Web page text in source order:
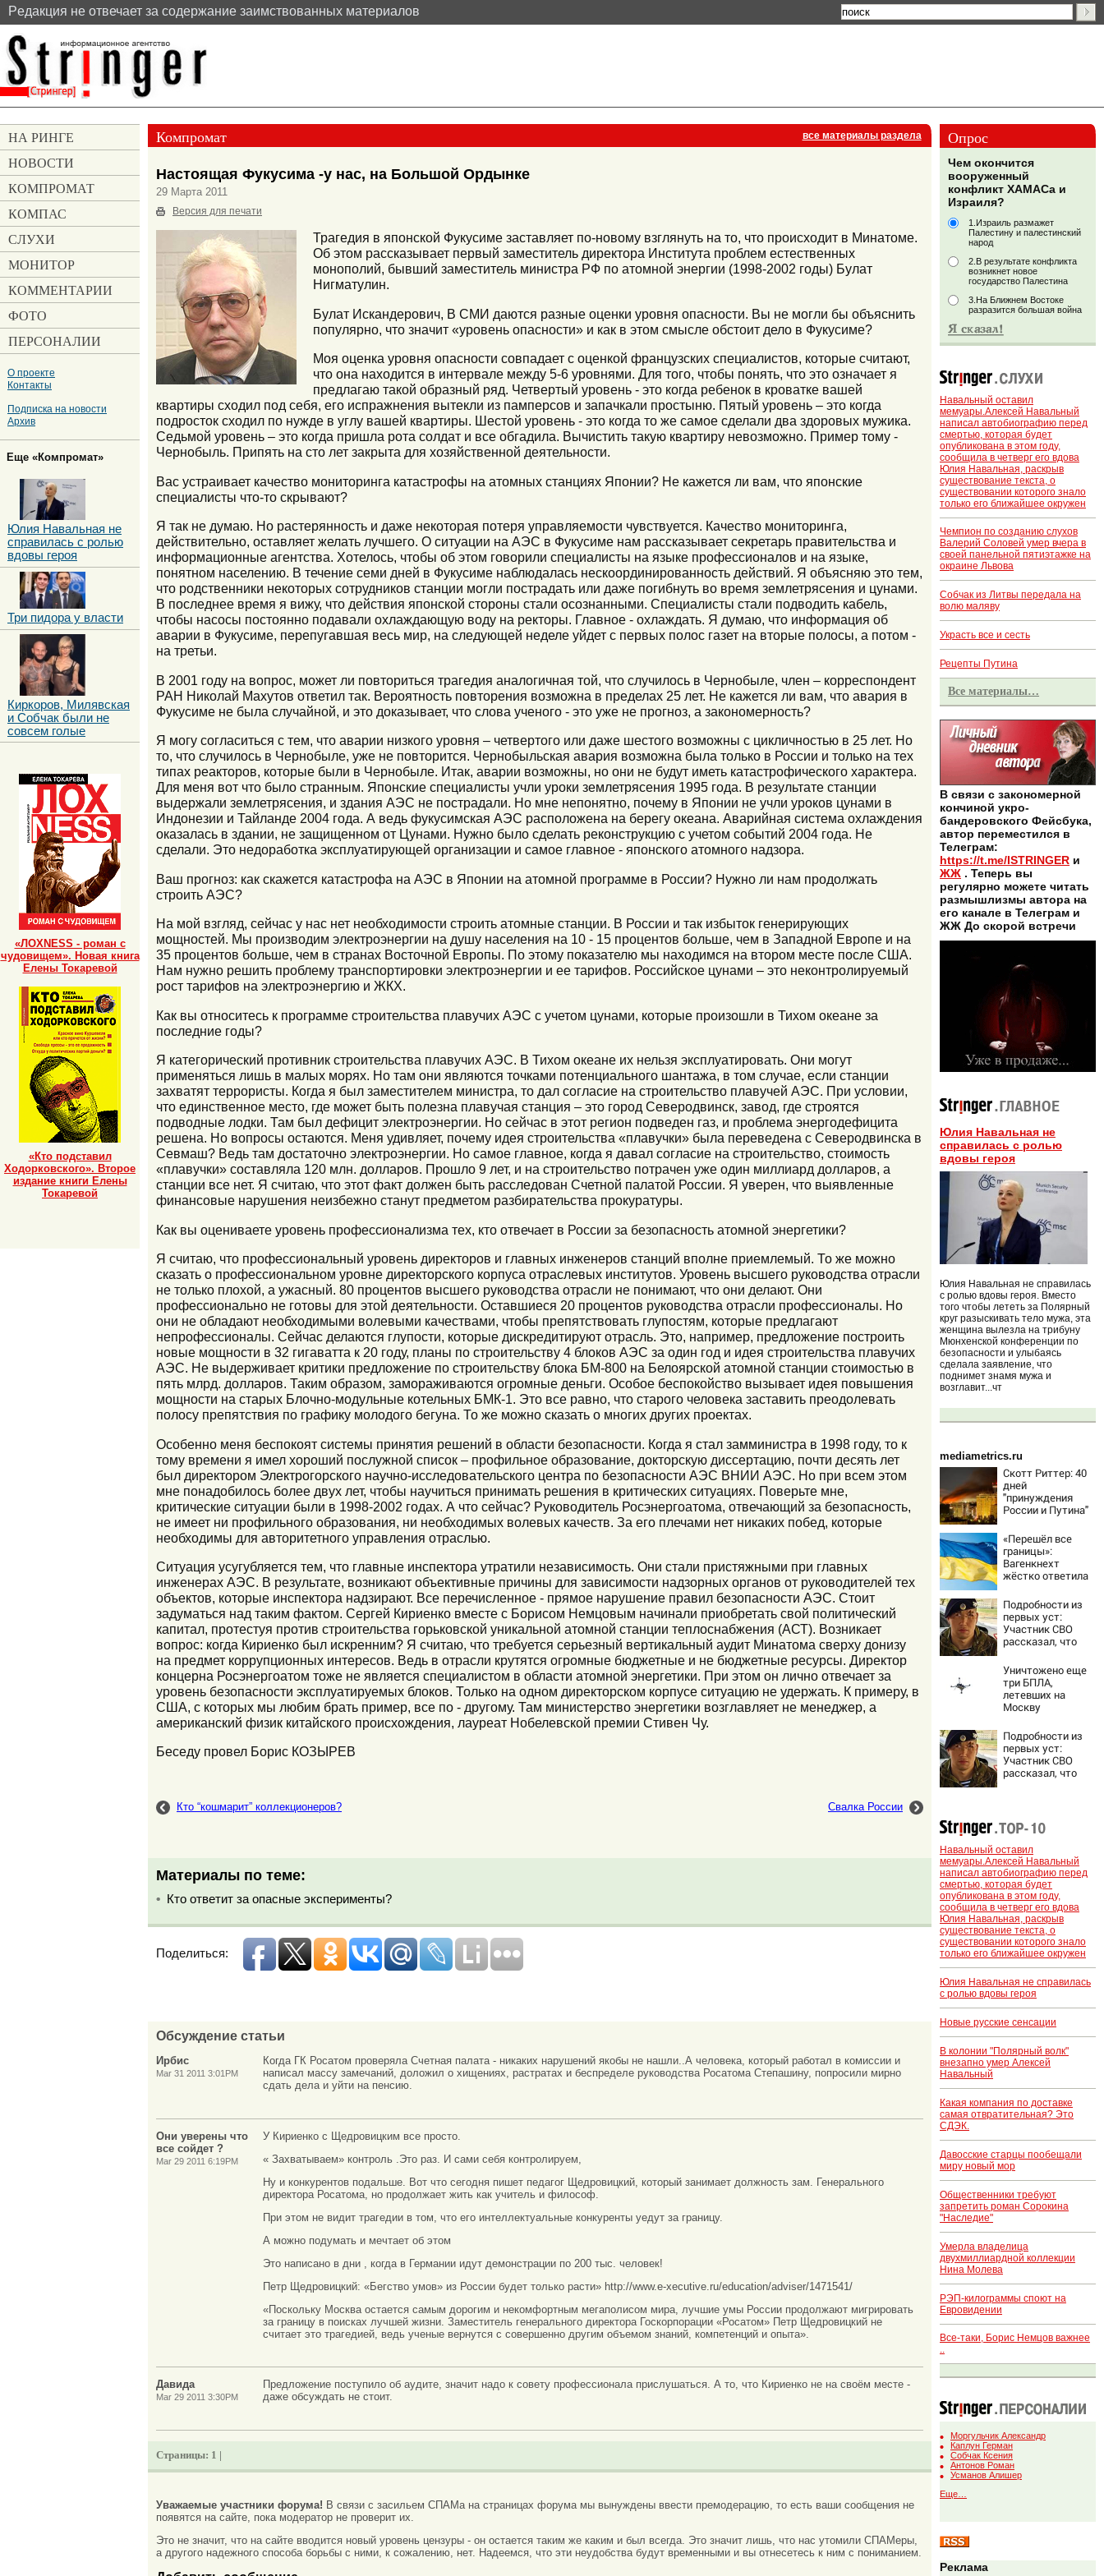
Pедакция не отвечает за содержание заимствованных материалов
Компромат все материалы раздела
Настоящая Фукусима -у нас, на Большой Ордынке
29 Марта 2011
Версия для печати
Трагедия в японской Фукусиме заставляет по-новому взглянуть на то, что происходит в Минатоме.
Об этом рассказывает первый заместитель директора Института проблем естественных
монополий, бывший заместитель министра РФ по атомной энергии (1998-2002 годы) Булат
Нигматулин.
Булат Искандерович, В СМИ даются разные оценки уровня опасности. Вы не могли бы объяснить
популярно, что значит «уровень опасности» и как в этом смысле обстоит дело в Фукусиме?
Моя оценка уровня опасности совпадает с оценкой французских специалистов, которые считают,
что она находится в интервале между 5-6 уровнями. Для того, чтобы понять, что это означает я
предлагаю такой образный ряд. Четвертый уровень - это когда ребенок в кроватке вашей
квартиры сходил под себя, его испражнения вытекли из памперсов и запачкали простыню. Пятый уровень – это когда
подросток сходил по нужде в углу вашей квартиры. Шестой уровень - это когда то же самое сделали два здоровых мужика.
Седьмой уровень – это когда пришла рота солдат и все обгадила. Вычистить такую квартиру невозможно. Пример тому -
Чернобыль. Припять на сто лет закрыта для хозяйственной деятельности.
Вас устраивает качество мониторинга катастрофы на атомных станциях Японии? Не кажется ли вам, что японские
специалисты что-то скрывают?
Я так не думаю. Но растерянность и даже некоторая потеря управляемости чувствуется. Качество мониторинга,
действительно, оставляет желать лучшего. О ситуации на АЭС в Фукусиме нам рассказывает секретарь правительства и
информационные агентства. Хотелось, чтобы об этом говорили специалисты на языке профессионалов и на языке,
понятном населению. В течение семи дней в Фукусиме наблюдалась нескоординированность действий. Я объясняю это тем,
что родственники некоторых сотрудников станции могли пострадать или даже погибнуть во время землетрясения и цунами.
В последнее время я вижу, что действия японской стороны стали осознанными. Специалисты стали подводить кабель,
чтобы насосы постоянно подавали охлаждающую воду на ректоры. Главное - охлаждать. Я думаю, что информация об
аварии в Фукусиме, перепугавшая весь мир, на следующей неделе уйдет с первых полос газет на вторые полосы, а потом -
на третьи.
В 2001 году на вопрос, может ли повториться трагедия аналогичная той, что случилось в Чернобыле, член – корреспондент
РАН Николай Махутов ответил так. Вероятность повторения возможна в пределах 25 лет. Не кажется ли вам, что авария в
Фукусиме не была случайной, и это доказывает, что слова ученого - это уже не прогноз, а закономерность?
Я могу согласиться с тем, что аварии низкого уровня – четвертого или даже шестого возможны с цикличностью в 25 лет. Но
то, что случилось в Чернобыле, уже не повторится. Чернобыльская авария возможна была только в России и только на тех
типах реакторов, которые были в Чернобыле. Итак, аварии возможны, но они не будут иметь катастрофического характера.
Для меня вот что было странным. Японские специалисты учли уроки землетрясения 1995 года. В результате станции
выдержали землетрясения, и здания АЭС не пострадали. Но мне непонятно, почему в Японии не учли уроков цунами в
Индонезии и Тайланде 2004 года. А ведь фукусимская АЭС расположена на берегу океана. Аварийная система охлаждения
оказалась в здании, не защищенном от Цунами. Нужно было сделать реконструкцию с учетом событий 2004 года. Не
сделали. Это недоработка эксплуатирующей организации и самое главное - японского атомного надзора.
Ваш прогноз: как скажется катастрофа на АЭС в Японии на атомной программе в России? Нужно ли нам продолжать
строить АЭС?
На мой взгляд, сейчас у нас нет необходимости строить атомные станции. В России и так избыток генерирующих
мощностей. Мы производим электроэнергии на душу населения на 10 - 15 процентов больше, чем в Западной Европе и на
35 процентов больше, чем в странах Восточной Европы. По этому показателю мы находимся на втором месте после США.
Нам нужно решить проблему транспортировки электроэнергии и ее тарифов. Российское цунами – это неконтролируемый
рост тарифов на электроэнергию и ЖКХ.
Как вы относитесь к программе строительства плавучих АЭС с учетом цунами, которые произошли в Тихом океане за
последние годы?
Я категорический противник строительства плавучих АЭС. В Тихом океане их нельзя эксплуатировать. Они могут
применяться лишь в малых морях. Но там они являются точками потенциального шантажа, в том случае, если станции
захватят террористы. Когда я был заместителем министра, то дал согласие на строительство плавучей АЭС. При условии,
что единственное место, где может быть полезна плавучая станция – это город Северодвинск, завод, где строятся
подводные лодки. Там был дефицит электроэнергии. Но сейчас в этот регион подведен газ, и проблема энергодефицита
решена. Но вопросы остаются. Меня удивляет, почему идея строительства «плавучки» была переведена с Северодвинска в
Севмаш? Ведь там достаточно электроэнергии. Но самое главное, когда я давал согласие на строительство, стоимость
«плавучки» составляла 120 млн. долларов. Прошло 9 лет, и на строительство потрачен уже один миллиард долларов, а
станции все нет. Я считаю, что этот факт должен быть расследован Счетной палатой России. Я уверен, что выявленные
финансовые нарушения неизбежно станут предметом разбирательства прокуратуры.
Как вы оцениваете уровень профессионализма тех, кто отвечает в России за безопасность атомной энергетики?
Я считаю, что профессиональный уровень директоров и главных инженеров станций вполне приемлемый. То же можно
сказать о профессиональном уровне директорского корпуса отраслевых институтов. Уровень высшего руководства отрасли
не только плохой, а ужасный. 80 процентов высшего руководства отрасли не понимают, что они делают. Они
профессионально не готовы для этой деятельности. Оставшиеся 20 процентов руководства отрасли профессионалы. Но
они не обладают необходимыми волевыми качествами, чтобы препятствовать глупостям, которые предлагают
непрофессионалы. Сейчас делаются глупости, которые дискредитируют отрасль. Это, например, предложение построить
новые мощности в 32 гигаватта к 20 году, планы по строительству 4 блоков АЭС за один год и идея строительства плавучих
АЭС. Не выдерживает критики предложение по строительству блока БМ-800 на Белоярской атомной станции стоимостью в
пять млрд. долларов. Таким образом, замораживаются огромные деньги. Особое беспокойство вызывает идея повышения
мощности на старых Блочно-модульные котельных БМК-1. Это все равно, что старого человека заставить преодолевать
полосу препятствия по графику молодого бегуна. То же можно сказать о многих других проектах.
Особенно меня беспокоят системы принятия решений в области безопасности. Когда я стал замминистра в 1998 году, то к
тому времени я имел хороший послужной список – профильное образование, докторскую диссертацию, почти десять лет
был директором Электрогорского научно-исследовательского центра по безопасности АЭС ВНИИ АЭС. Но при всем этом
мне понадобилось более двух лет, чтобы научиться принимать решения в критических ситуациях. Поверьте мне,
критические ситуации были в 1998-2002 годах. А что сейчас? Руководитель Росэнергоатома, отвечающий за безопасность,
не имеет ни профильного образования, ни необходимых волевых качеств. За его плечами нет никаких побед, которые
необходимы для авторитетного управления отраслью.
Ситуация усугубляется тем, что главные инспектора утратили независимость. Они стали пристяжными при главных
инженерах АЭС. В результате, возникают объективные причины для зависимости надзорных органов от руководителей тех
объектов, которые инспектора надзирают. Все перечисленное - прямое нарушение правил безопасности АЭС. Стоит
задуматься над таким фактом. Сергей Кириенко вместе с Борисом Немцовым начинали приобретать свой политический
капитал, протестуя против строительства горьковской уникальной атомной станции теплоснабжения (АСТ). Возникает
вопрос: когда Кириенко был искренним? Я считаю, что требуется серьезный вертикальный аудит Минатома сверху донизу
на предмет коррупционных интересов. Ведь в отрасли крутятся огромные бюджетные и не бюджетные ресурсы. Директор
концерна Росэнергоатом тоже не является специалистом в области атомной энергетики. При этом он лично отвечает за
уровень безопасности эксплуатируемых блоков. Только на одном директорском корпусе ситуацию не удержать. К примеру, в
США, с которых мы любим брать пример, все по - другому. Там министерство энергетики возглавляет не менеджер, а
американский физик китайского происхождения, лауреат Нобелевской премии Стивен Чу.
Беседу провел Борис КОЗЫРЕВ
Кто “кошмарит” коллекционеров? Свалка России
Материалы по теме:
Кто ответит за опасные эксперименты?
Поделиться:
Обсуждение статьи
Ирбис
Mar 31 2011 3:01PM
Когда ГК Росатом проверяла Счетная палата - никаких нарушений якобы не нашли..А человека, который работал в комиссии и
написал массу замечаний, доложил о хищениях, растратах и беспределе руководства Росатома Степашину, попросили мирно
сдать дела и уйти на пенсию.
Они уверены что
все сойдет ?
Mar 29 2011 6:19PM
У Кириенко с Щедровицким все просто.
« Захватываем» контроль .Это раз. И сами себя контролируем,
Ну и конкурентов подальше. Вот что сегодня пишет педагог Щедровицкий, который занимает должность зам. Генерального
директора Росатома, но продолжает жить как учитель и философ.
При этом не видит трагедии в том, что его интеллектуальные конкуренты уедут за границу.
А можно подумать и мечтает об этом
Это написано в дни , когда в Германии идут демонстрации по 200 тыс. человек!
Петр Щедровицкий: «Бегство умов» из России будет только расти» http://www.e-xecutive.ru/education/adviser/1471541/
«Поскольку Москва остается самым дорогим и некомфортным мегаполисом мира, лучшие умы России продолжают мигрировать
за границу в поисках лучшей жизни. Заместитель генерального директора Госкорпорации «Росатом» Петр Щедровицкий не
считает это трагедией, ведь ученые вернутся с совершенно другим объемом знаний, компетенций и опыта».
Давида
Mar 29 2011 3:30PM
Предложение поступило об аудите, значит надо к совету профессионала прислушаться. А то, что Кириенко не на своём месте -
даже обсуждать не стоит.
Страницы: 1 |
Уважаемые участники форума! В связи с засильем СПАМа на страницах форума мы вынуждены ввести премодерацию, то есть ваши сообщения не
появятся на сайте, пока модератор не проверит их.
Это не значит, что на сайте вводится новый уровень цензуры - он остается таким же каким и был всегда. Это значит лишь, что нас утомили СПАМеры,
а другого надежного способа борьбы с ними, к сожалению, нет. Надеемся, что эти неудобства будут временными и вы отнесетесь к ним с пониманием.
Опрос
Чем окончится
вооруженный
конфликт ХАМАСа и
Израиля?
1.Израиль размажет
Палестину и палестинский
народ
2.В результате конфликта
возникнет новое
государство Палестина
3.На Ближнем Востоке
разразится большая война
Навальный оставил
мемуары.Алексей Навальный
написал автобиографию перед
смертью, которая будет
опубликована в этом году,
сообщила в четверг его вдова
Юлия Навальная, раскрыв
существование текста, о
существовании которого знало
только его ближайшее окружен
Чемпион по созданию слухов
Валерий Соловей умер вчера в
своей панельной пятиэтажке на
окраине Львова
Собчак из Литвы передала на
волю маляву
Украсть все и сесть
Рецепты Путина
Все материалы…
В связи с закономерной
кончиной укро-
бандеровского Фейсбука,
автор переместился в
Телеграм:
https://t.me/ISTRINGER и
ЖЖ . Теперь вы
регулярно можете читать
размышлизмы автора на
его канале в Телеграм и
ЖЖ До скорой встречи
Юлия Навальная не
справилась с ролью
вдовы героя
Юлия Навальная не справилась
с ролью вдовы героя. Вместо
того чтобы лететь за Полярный
круг разыскивать тело мужа, эта
женщина вылезла на трибуну
Мюнхенской конференции по
безопасности и улыбаясь
сделала заявление, что
поднимет знамя мужа и
возглавит...чт
mediametrics.ru
Скотт Риттер: 40
дней
"принуждения
России и Путина"
крах режима
Зеленского
«Перешёл все
границы»:
Вагенкнехт
жёстко ответила
Подробности из
первых уст:
Участник СВО
рассказал, что
схватке с
медведем
Уничтожено еще
три БПЛА,
летевших на
Москву
Подробности из
первых уст:
Участник СВО
рассказал, что
Навальный оставил
мемуары.Алексей Навальный
написал автобиографию перед
смертью, которая будет
опубликована в этом году,
сообщила в четверг его вдова
Юлия Навальная, раскрыв
существование текста, о
существовании которого знало
только его ближайшее окружен
Юлия Навальная не справилась
с ролью вдовы героя
Новые русские сенсации
В колонии "Полярный волк"
внезапно умер Алексей
Навальный
Какая компания по доставке
самая отвратительная? Это
СДЭК.
Давосские старцы пообещали
миру новый мор
Общественники требуют
запретить роман Сорокина
"Наследие"
Умерла владелица
двухмиллиардной коллекции
Нина Молева
РЭП-килограммы споют на
Евровидении
Все-таки, Борис Немцов важнее
..
Моргульчик Александр
Каплун Герман
Собчак Ксения
Антонов Роман
Усманов Алишер
Еще…
Реклама
НА РИНГЕ
НОВОСТИ
КОМПРОМАТ
КОМПАС
СЛУХИ
МОНИТОР
КОММЕНТАРИИ
ФОТО
ПЕРСОНАЛИИ
О проекте
Контакты
Подписка на новости
Архив
Еще «Компромат»
Юлия Навальная не
справилась с ролью
вдовы героя
Три пидора у власти
Киркоров, Милявская
и Собчак были не
совсем голые
«ЛОХNESS - роман с
чудовищем». Новая книга
Елены Токаревой
«Кто подставил
Ходорковского». Второе
издание книги Елены
Токаревой